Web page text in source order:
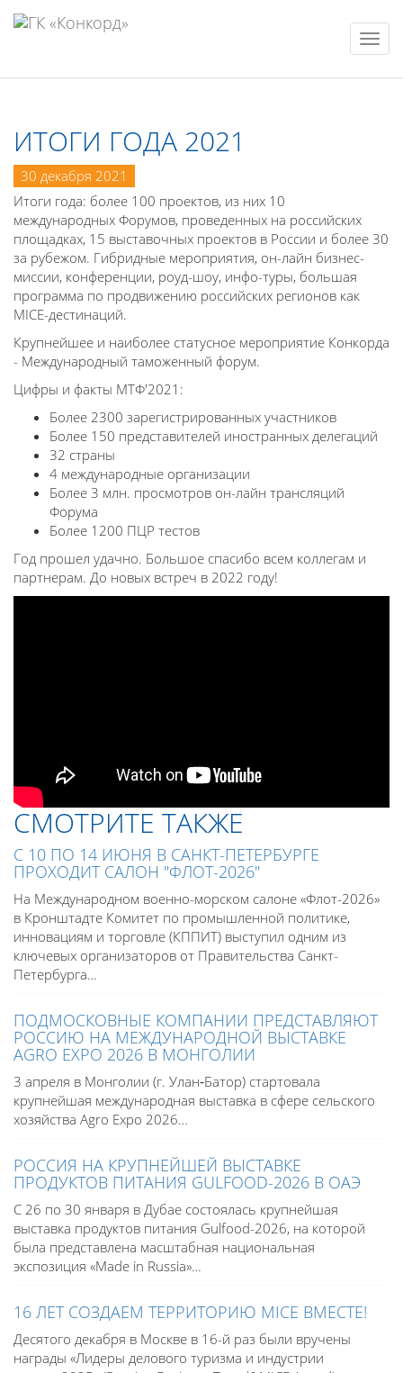
ИТОГИ ГОДА 2021
30 декабря 2021
Итоги года: более 100 проектов, из них 10
международных Форумов, проведенных на российских
площадках, 15 выставочных проектов в России и более 30
за рубежом. Гибридные мероприятия, он-лайн бизнес-
миссии, конференции, роуд-шоу, инфо-туры, большая
программа по продвижению российских регионов как
MICE-дестинаций.
Крупнейшее и наиболее статусное мероприятие Конкорда
- Международный таможенный форум.
Цифры и факты MТФ'2021:
Более 2300 зарегистрированных участников
Более 150 представителей иностранных делегаций
32 страны
4 международные организации
Более 3 млн. просмотров он-лайн трансляций
Форума
Более 1200 ПЦР тестов
Год прошел удачно. Большое спасибо всем коллегам и
партнерам. До новых встреч в 2022 году!
СМОТРИТЕ ТАКЖЕ
С 10 ПО 14 ИЮНЯ В САНКТ-ПЕТЕРБУРГЕ
ПРОХОДИТ САЛОН "ФЛОТ-2026"
На Международном военно-морском салоне «Флот-2026»
в Кронштадте Комитет по промышленной политике,
инновациям и торговле (КППИТ) выступил одним из
ключевых организаторов от Правительства Санкт-
Петербурга…
ПОДМОСКОВНЫЕ КОМПАНИИ ПРЕДСТАВЛЯЮТ
РОССИЮ НА МЕЖДУНАРОДНОЙ ВЫСТАВКЕ
AGRO EXPO 2026 В МОНГОЛИИ
3 апреля в Монголии (г. Улан‑Батор) стартовала
крупнейшая международная выставка в сфере сельского
хозяйства Agro Expo 2026…
РОССИЯ НА КРУПНЕЙШЕЙ ВЫСТАВКЕ
ПРОДУКТОВ ПИТАНИЯ GULFOOD-2026 В ОАЭ
С 26 по 30 января в Дубае состоялась крупнейшая
выставка продуктов питания Gulfood-2026, на которой
была представлена масштабная национальная
экспозиция «Made in Russia»…
16 ЛЕТ СОЗДАЕМ ТЕРРИТОРИЮ MICE ВМЕСТЕ!
Десятого декабря в Москве в 16-й раз были вручены
награды «Лидеры делового туризма и индустрии